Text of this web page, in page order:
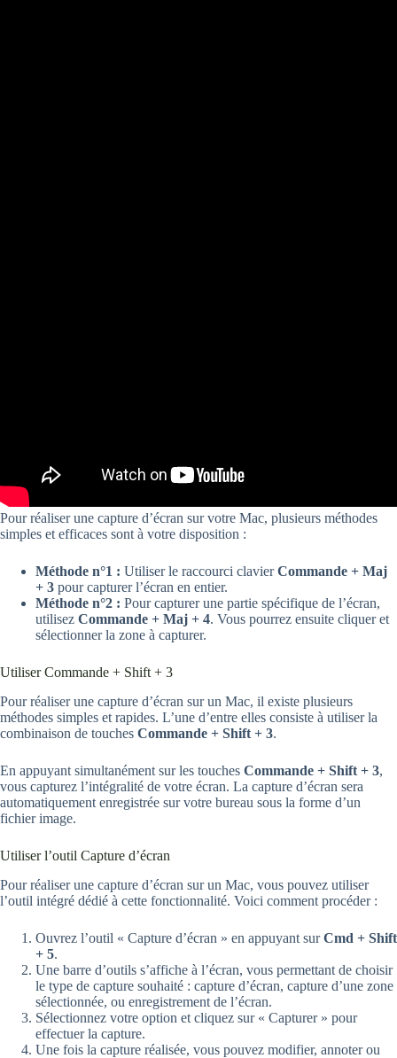
Pour réaliser une capture d’écran sur votre Mac, plusieurs méthodes
simples et efficaces sont à votre disposition :
Méthode n°1 : Utiliser le raccourci clavierCommande + Maj
+ 3 pour capturer l’écran en entier.
Méthode n°2 : Pour capturer une partie spécifique de l’écran,
utilisez Commande + Maj + 4. Vous pourrez ensuite cliquer et
sélectionner la zone à capturer.
Utiliser Commande + Shift + 3
Pour réaliser une capture d’écran sur un Mac, il existe plusieurs
méthodes simples et rapides. L’une d’entre elles consiste à utiliser la
combinaison de touches Commande + Shift + 3.
En appuyant simultanément sur les touches Commande + Shift + 3,
vous capturez l’intégralité de votre écran. La capture d’écran sera
automatiquement enregistrée sur votre bureau sous la forme d’un
fichier image.
Utiliser l’outil Capture d’écran
Pour réaliser une capture d’écran sur un Mac, vous pouvez utiliser
l’outil intégré dédié à cette fonctionnalité. Voici comment procéder :
Ouvrez l’outil « Capture d’écran » en appuyant surCmd + Shift
+ 5.
Une barre d’outils s’affiche à l’écran, vous permettant de choisir
le type de capture souhaité : capture d’écran, capture d’une zone
sélectionnée, ou enregistrement de l’écran.
Sélectionnez votre option et cliquez sur « Capturer » pour
effectuer la capture.
Une fois la capture réalisée, vous pouvez modifier, annoter ou